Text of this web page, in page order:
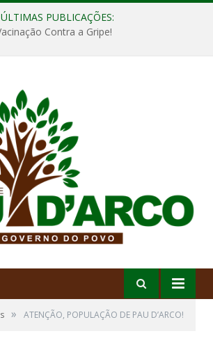
ÚLTIMAS PUBLICAÇÕES:
Contra a Gripe!
» ATENÇÃO, POPULAÇÃO DE PAU D’ARCO!